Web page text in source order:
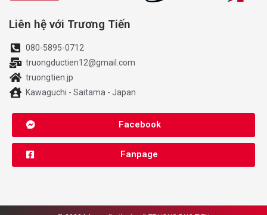
Liên hệ với Trương Tiến
080-5895-0712
truongductien12@gmail.com
truongtien.jp
Kawaguchi - Saitama - Japan
Facebook
Fanpage